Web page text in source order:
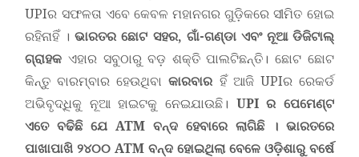
UPIର ସଫଳତା ଏବେ କେବଳ ମହାନଗର ଗୁଡ଼ିକରେ ସୀମିତ ହୋଇ
ରହିନାହିଁ ।ଭାରତର ଛୋଟ ସହର, ଗାଁ-ଗଣ୍ଡା ଏବଂ ନୂଆ ଡିଜିଟାଲ୍
ଗ୍ରାହକ ଏହାର ସବୁଠାରୁ ବଡ଼ ଶକ୍ତି ପାଲଟିଛନ୍ତି। ଛୋଟ ଛୋଟ
କିନ୍ତୁ ବାରମ୍ବାର ହେଉଥିବାକାରବାର ହିଁ ଆଜି UPIର ରେକର୍ଡ
ଅଭିବୃଦ୍ଧିକୁ ନୂଆ ହାଇଟକୁ ନେଇଯାଉଛି। UPIର ପେମେଣ୍ଟ
ଏତେ ବଢିଛି ଯେ ATM ବନ୍ଦ ହେବାରେ ଲାଗିଛି । ଭାରତରେ
ପାଖାପାଖି ୨୪୦୦ ATMବନ୍ଦ ହୋଇଥିଲା ବେଳେ ଓଡ଼ିଶାରୁ ବର୍ଷେ